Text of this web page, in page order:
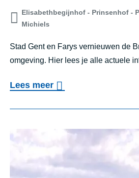
e
l
s
r
a
e
n
Elisabethbegijnhof - Prinsenhof -
Michiels
Stad Gent en Farys vernieuwen de
omgeving. Hier lees je alle actuele
Lees meero